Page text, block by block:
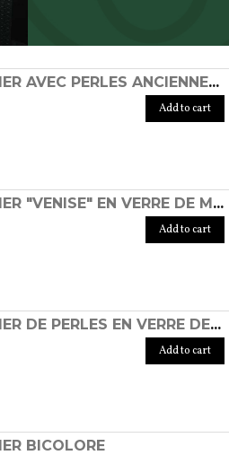
COLLIER AVEC PERLES ANCIENNES EN VERRE DE MURANO ET FERMETURE INSPIRÉE DES ESCARGOTS.
Add to cart
COLLIER "VENISE" EN VERRE DE MURANO
Add to cart
COLLIER DE PERLES EN VERRE DE MURANO ROUGE
Add to cart
BICOLORE